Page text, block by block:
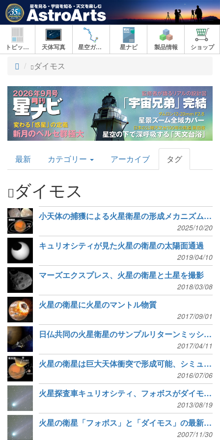
トピックス 天体写真 星空ガイド 星ナビ 製品情報 ショップ
ト
プ
ダイモス
AstroArts
Topics
最新 カテゴリー アーカイブ タグ
ダイモス
小天体の捕獲による火星衛星の形成メカニズムを解明
2025/10/20
キュリオシティが見た火星の衛星の太陽面通過
2019/04/10
マーズエクスプレス、火星の衛星と土星を撮影
2018/03/08
火星の衛星に火星のマントル物質
2017/09/01
日仏共同の火星衛星のサンプルリターンミッション「MMX」
2017/04/11
火星の衛星は巨大天体衝突で形成可能、シミュレーションで解明
2016/07/06
火星探査車キュリオシティ、フォボスがダイモスを隠す食現象を観測
2013/08/19
火星の衛星「フォボス」と「ダイモス」の最新画像
2007/11/30